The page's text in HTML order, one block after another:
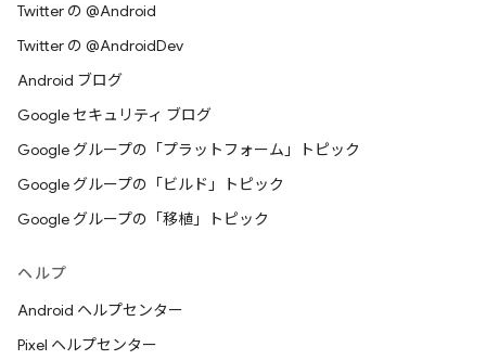
Twitter の @Android
Twitter の @AndroidDev
Android ブログ
Google セキュリティ ブログ
Google グループの「プラットフォーム」トピック
Google グループの「ビルド」トピック
Google グループの「移植」トピック
ヘルプ
Android ヘルプセンター
Pixel ヘルプセンター